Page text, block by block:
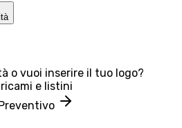
o vuoi inserire il tuo logo?
e listini